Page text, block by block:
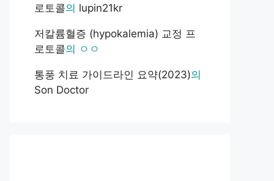
로토콜의 lupin21kr
저칼륨혈증 (hypokalemia) 교정 프
로토콜의 ㅇㅇ
통풍 치료 가이드라인 요약(2023)의
Son Doctor